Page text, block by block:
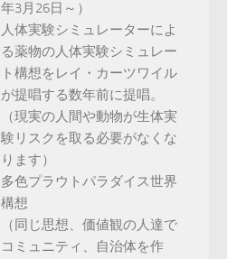
年3月26日～）
人体実験シミュレーターによ
る薬物の人体実験シミュレー
ト構想をレイ・カーツワイル
が提唱する数年前に提唱。
（現実の人間や動物が生体実
験リスクを取る必要がなくな
ります）
多色プラウトパラダイス世界
構想
（同じ思想、価値観の人達で
コミュニティ、自治体を作